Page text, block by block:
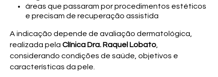
áreas que passaram por procedimentos estéticos
e precisam de recuperação assistida
A indicação depende de avaliação dermatológica,
realizada pela Clínica Dra. Raquel Lobato
considerando condições de saúde, objetivos e
características da pele.